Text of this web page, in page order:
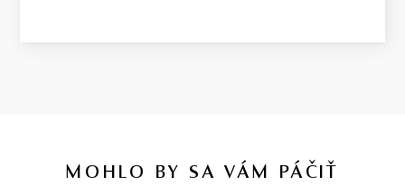
MOHLO BY SA VÁM PÁČIŤ